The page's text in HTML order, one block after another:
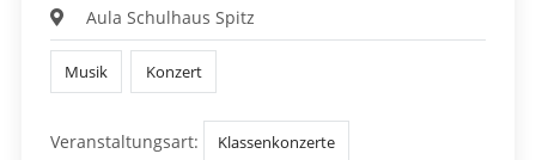
Aula Schulhaus Spitz
Musik Konzert
Veranstaltungsart: Klassenkonzerte